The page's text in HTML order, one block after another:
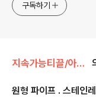
구독하기
지속가능티끌/아이템